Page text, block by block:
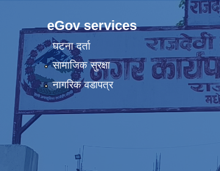
eGov services
घटना दर्ता
सामाजिक सुरक्षा
नागरिक वडापत्र